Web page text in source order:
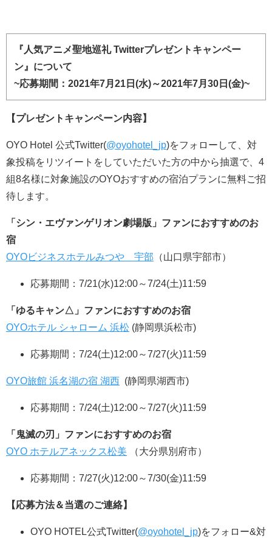
『人気アニメ聖地巡礼 Twitterプレゼントキャンペー
ン』について
~応募期間：2021年7月21日(水)～2021年7月30日(金)~
【プレゼントキャンペーン内容】
OYO Hotel 公式Twitter(@oyohotel_jp)をフォローして、対
象投稿をリツイートをしていただいた方の中から抽選で、4
組8名様に対象施設のOYOおすすめの宿泊プランに無料ご招
待します。
「シン・エヴァンゲリオン劇場版」ファンにおすすめのお
宿
OYOビジネスホテルみつや 宇部 （山口県宇部市）
応募期間：7/21(水)12:00～7/24(土)11:59
「ゆるキャン△」ファンにおすすめのお宿
OYOホテル シャローム 浜松 (静岡県浜松市)
応募期間：7/24(土)12:00～7/27(火)11:59
OYO旅館 浜名湖の宿 湖西 (静岡県湖西市)
応募期間：7/24(土)12:00～7/27(火)11:59
「鬼滅の刃」ファンにおすすめのお宿
OYO ホテルアネックス松美 （大分県別府市）
応募期間：7/27(火)12:00～7/30(金)11:59
【応募方法＆当選のご連絡】
OYO HOTEL公式Twitter(@oyohotel_jp)をフォロー&対